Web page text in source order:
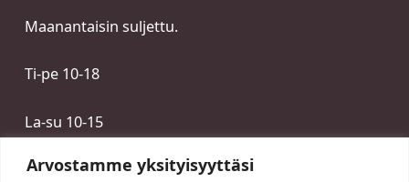
Arvostamme yksityisyyttäsi
Maanantaisin suljettu.
Ti-pe 10-18
La-su 10-15